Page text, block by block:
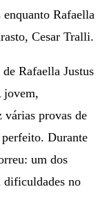
enquanto Rafaella
Cesar Tralli.
Rafaella Justus
jovem,
várias provas de
Durante
um dos
dificuldades no